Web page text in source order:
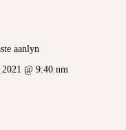
aanlyn
@ 9:40 nm